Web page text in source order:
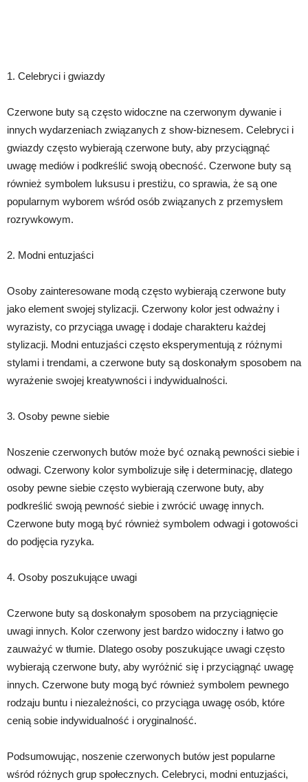
1. Celebryci i gwiazdy
Czerwone buty są często widoczne na czerwonym dywanie i
innych wydarzeniach związanych z show-biznesem. Celebryci i
gwiazdy często wybierają czerwone buty, aby przyciągnąć
uwagę mediów i podkreślić swoją obecność. Czerwone buty są
również symbolem luksusu i prestiżu, co sprawia, że są one
popularnym wyborem wśród osób związanych z przemysłem
rozrywkowym.
2. Modni entuzjaści
Osoby zainteresowane modą często wybierają czerwone buty
jako element swojej stylizacji. Czerwony kolor jest odważny i
wyrazisty, co przyciąga uwagę i dodaje charakteru każdej
stylizacji. Modni entuzjaści często eksperymentują z różnymi
stylami i trendami, a czerwone buty są doskonałym sposobem na
wyrażenie swojej kreatywności i indywidualności.
3. Osoby pewne siebie
Noszenie czerwonych butów może być oznaką pewności siebie i
odwagi. Czerwony kolor symbolizuje siłę i determinację, dlatego
osoby pewne siebie często wybierają czerwone buty, aby
podkreślić swoją pewność siebie i zwrócić uwagę innych.
Czerwone buty mogą być również symbolem odwagi i gotowości
do podjęcia ryzyka.
4. Osoby poszukujące uwagi
Czerwone buty są doskonałym sposobem na przyciągnięcie
uwagi innych. Kolor czerwony jest bardzo widoczny i łatwo go
zauważyć w tłumie. Dlatego osoby poszukujące uwagi często
wybierają czerwone buty, aby wyróżnić się i przyciągnąć uwagę
innych. Czerwone buty mogą być również symbolem pewnego
rodzaju buntu i niezależności, co przyciąga uwagę osób, które
cenią sobie indywidualność i oryginalność.
Podsumowując, noszenie czerwonych butów jest popularne
wśród różnych grup społecznych. Celebryci, modni entuzjaści,